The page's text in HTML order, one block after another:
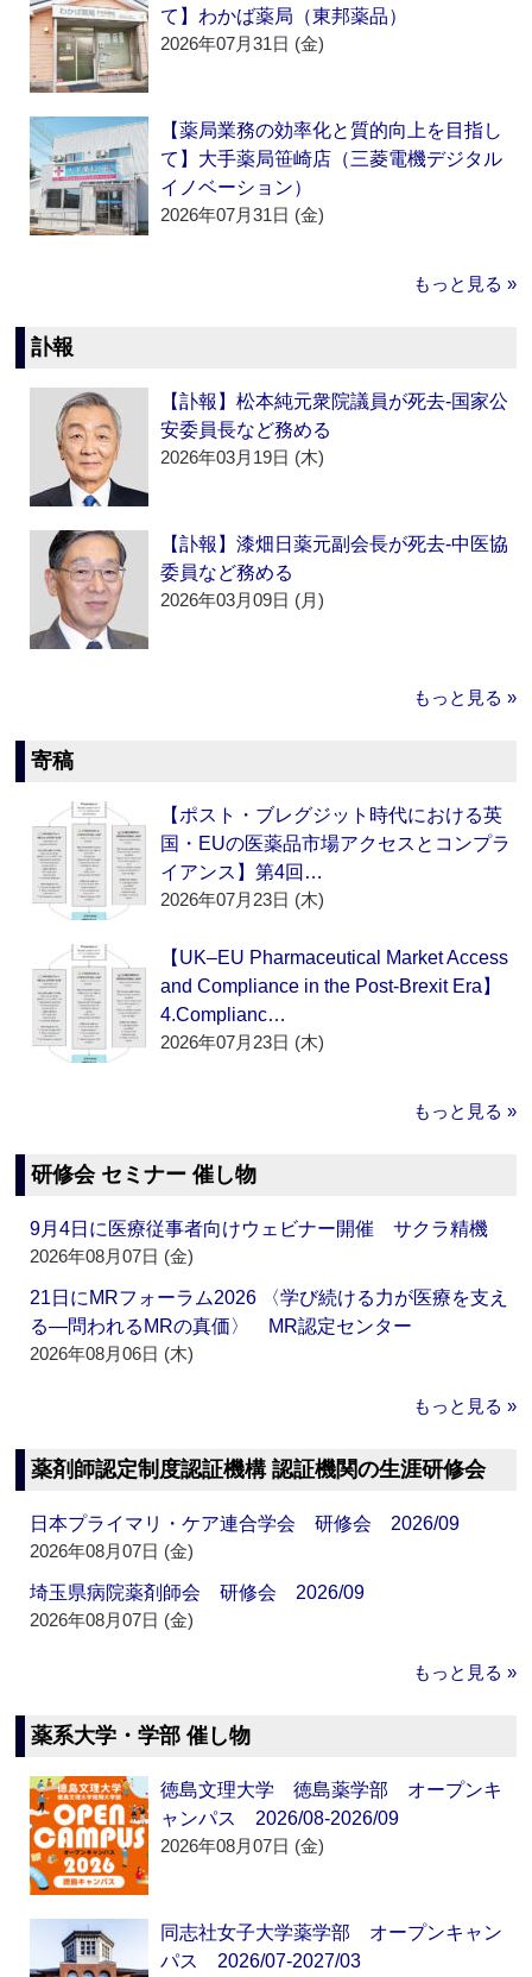
て】わかば薬局（東邦薬品）
2026年07月31日 (金)
【薬局業務の効率化と質的向上を目指し
て】大手薬局笹崎店（三菱電機デジタル
イノベーション）
2026年07月31日 (金)
もっと見る »
訃報
【訃報】松本純元衆院議員が死去‐国家公
安委員長など務める
2026年03月19日 (木)
【訃報】漆畑日薬元副会長が死去‐中医協
委員など務める
2026年03月09日 (月)
もっと見る »
寄稿
【ポスト・ブレグジット時代における英
国・EUの医薬品市場アクセスとコンプラ
イアンス】第4回…
2026年07月23日 (木)
【UK–EU Pharmaceutical Market Access
and Compliance in the Post-Brexit Era】
4.Complianc…
2026年07月23日 (木)
もっと見る »
研修会 セミナー 催し物
9月4日に医療従事者向けウェビナー開催 サクラ精機
2026年08月07日 (金)
21日にMRフォーラム2026 〈学び続ける力が医療を支え
る―問われるMRの真価〉 MR認定センター
2026年08月06日 (木)
もっと見る »
薬剤師認定制度認証機構 認証機関の生涯研修会
日本プライマリ・ケア連合学会 研修会 2026/09
2026年08月07日 (金)
埼玉県病院薬剤師会 研修会 2026/09
2026年08月07日 (金)
もっと見る »
薬系大学・学部 催し物
徳島文理大学 徳島薬学部 オープンキ
ャンパス 2026/08-2026/09
2026年08月07日 (金)
同志社女子大学薬学部 オープンキャン
パス 2026/07-2027/03